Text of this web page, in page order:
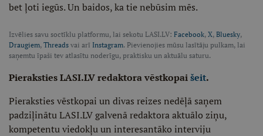
bet ļoti iegūs. Un baidos, ka tie nebūsim mēs.
Izvēlies savu soctīklu platformu, lai sekotu LASI.LV: Facebook, X, Bluesky,
Draugiem, Threads vai arī Instagram. Pievienojies mūsu lasītāju pulkam, lai
saņemtu īpaši tev atlasītu noderīgu, praktisku un aktuālu saturu.
Pieraksties LASI.LV redaktora vēstkopaišeit.
Pieraksties vēstkopai un divas reizes nedēļā saņem
padziļinātu LASI.LV galvenā redaktora aktuālo ziņu,
kompetentu viedokļu un interesantāko interviju